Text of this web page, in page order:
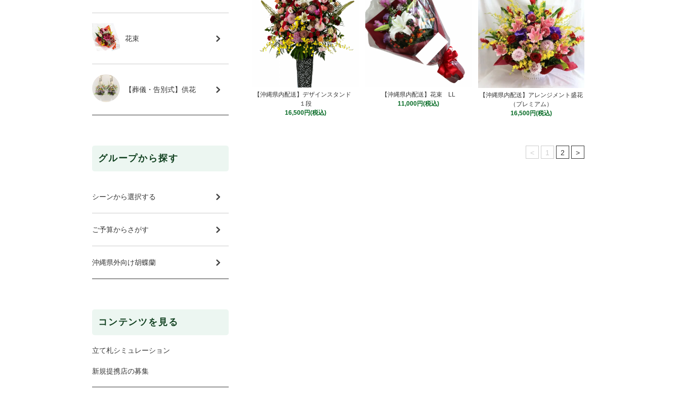
【沖縄県内配送】デザインスタンド
１段
16,500円(税込)
【沖縄県内配送】花束 LL
11,000円(税込)
【沖縄県内配送】アレンジメント盛花
（プレミアム）
16,500円(税込)
< 1 2 >
花束
【葬儀・告別式】供花
グループから探す
シーンから選択する
ご予算からさがす
沖縄県外向け胡蝶蘭
コンテンツを見る
立て札シミュレーション
新規提携店の募集